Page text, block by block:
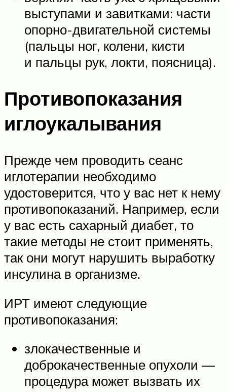
выступами и завитками: части
опорно-двигательной системы
(пальцы ног, колени, кисти
и пальцы рук, локти, поясница).
Противопоказания
иглоукалывания
Прежде чем проводить сеанс
иглотерапии необходимо
удостоверится, что у вас нет к нему
противопоказаний. Например, если
у вас есть сахарный диабет, то
такие методы не стоит применять,
так они могут нарушить выработку
инсулина в организме.
ИРТ имеют следующие
противопоказания:
злокачественные и
доброкачественные опухоли —
процедура может вызвать их